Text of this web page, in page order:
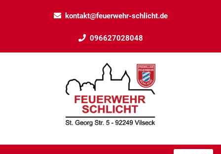
kontakt@feuerwehr-schlicht.de
096627028048